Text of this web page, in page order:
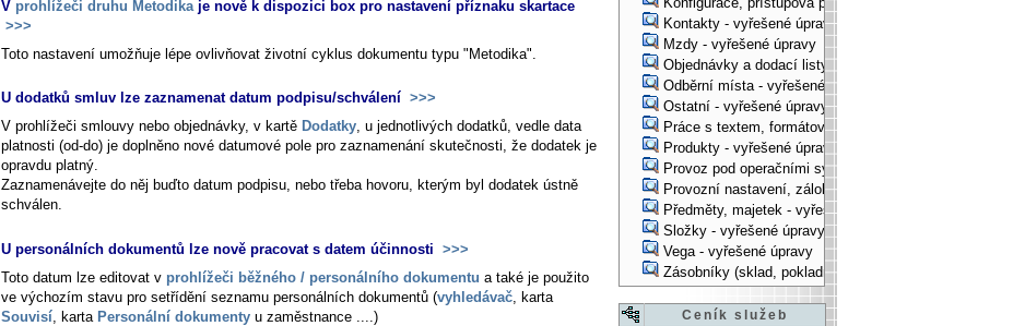
Kontakty - vyřešené úpravy
Mzdy - vyřešené úpravy
Objednávky a dodací listy - vyřešené úpravy
Odběrní místa - vyřešené úpravy
Ostatní - vyřešené úpravy
Práce s textem, formátování, ... - vyřešené úpravy
Produkty - vyřešené úpravy
Provoz pod operačními systémy, technologické věci -
Provozní nastavení, zálohování, instalace, ... -
Předměty, majetek - vyřešené úpravy
Složky - vyřešené úpravy
Vega - vyřešené úpravy
Zásobníky (sklad, pokladna, bank. účet) - vyřešené
Ceník služeb
V prohlížeči druhu Metodikaje nově k dispozici box pro nastavení příznaku skartace
>>>
Toto nastavení umožňuje lépe ovlivňovat životní cyklus dokumentu typu "Metodika".
U dodatků smluv lze zaznamenat datum podpisu/schválení >>>
V prohlížeči smlouvy nebo objednávky, v kartě Dodatky, u jednotlivých dodatků, vedle data
platnosti (od-do) je doplněno nové datumové pole pro zaznamenání skutečnosti, že dodatek je
opravdu platný.
Zaznamenávejte do něj buďto datum podpisu, nebo třeba hovoru, kterým byl dodatek ústně
schválen.
U personálních dokumentů lze nově pracovat s datem účinnosti >>>
Toto datum lze editovat v prohlížeči běžného / personálního dokumentu a také je použito
ve výchozím stavu pro setřídění seznamu personálních dokumentů (vyhledávač , karta
Souvisí , karta Personální dokumenty u zaměstnance ....)